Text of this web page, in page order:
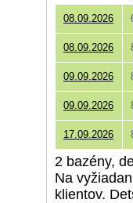
08.09.2026
08.09.2026
09.09.2026
09.09.2026
17.09.2026
2 bazény,
Na
klientov.